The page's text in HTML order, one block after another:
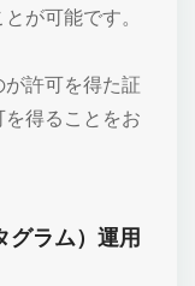
が可能です。
許可を得た証
得ることをお
ラム）運用